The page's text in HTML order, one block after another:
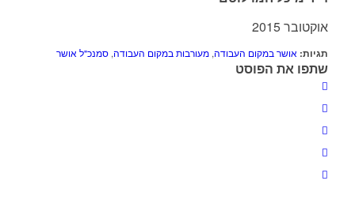
אוקטובר 2015
תגיות: אושר במקום העבודה, מעורבות במקום העבודה, סמנכ"ל אושר
שתפו את הפוסט